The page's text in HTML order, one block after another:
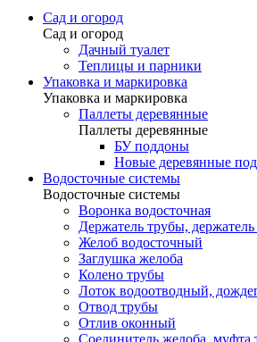
Сад и огород
Сад и огород
Дачный туалет
Теплицы и парники
Упаковка и маркировка
Упаковка и маркировка
Паллеты деревянные
Паллеты деревянные
БУ поддоны
Новые деревянные
Водосточные системы
Водосточные системы
Воронка водосточная
Держатель трубы,
Желоб водосточный
Заглушка желоба
Колено трубы
Лоток водоотводный,
Отвод трубы
Отлив оконный
Соединитель желоба, муфта